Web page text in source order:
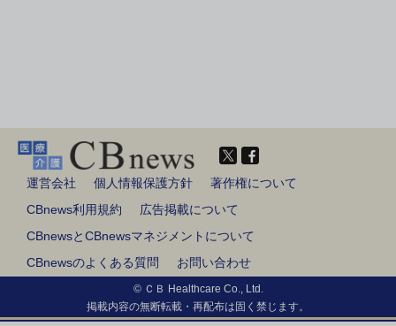
運営会社 個人情報保護方針
著作権について
CBnews利用規約
広告掲載について
CBnewsとCBnewsマネジメントについて
CBnewsのよくある質問
お問い合わせ
© ＣＢ Healthcare Co., Ltd.
掲載内容の無断転載・再配布は固く禁じます。